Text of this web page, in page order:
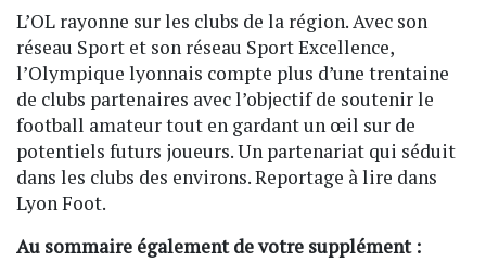
L’OL rayonne sur les clubs de la région. Avec son
réseau Sport et son réseau Sport Excellence,
l’Olympique lyonnais compte plus d’une trentaine
de clubs partenaires avec l’objectif de soutenir le
football amateur tout en gardant un œil sur de
potentiels futurs joueurs. Un partenariat qui séduit
dans les clubs des environs. Reportage à lire dans
Lyon Foot.
Au sommaire également de votre supplément :